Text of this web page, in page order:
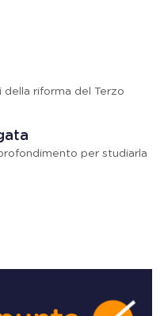
riforma del Terzo
per studiarla